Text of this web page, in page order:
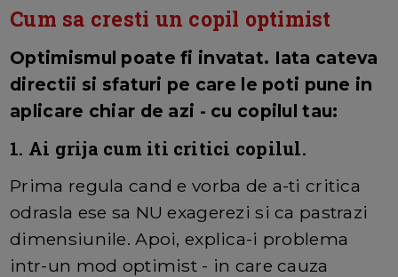
Cum sa cresti un copil optimist
Optimismul poate fi invatat. Iata cateva
directii si sfaturi pe care le poti pune in
aplicare chiar de azi - cu copilul tau:
1. Ai grija cum iti critici copilul.
Prima regula cand e vorba de a-ti critica
odrasla ese sa NU exagerezi si ca pastrazi
dimensiunile. Apoi, explica-i problema
intr-un mod optimist - in care cauza